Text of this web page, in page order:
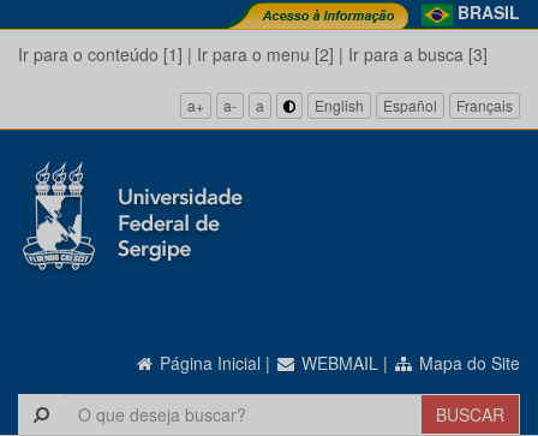
BRASIL
Ir para o conteúdo [1] | Ir para o menu [2] | Ir para a busca [3]
a+ a- a English Español Français
Página Inicial | WEBMAIL | Mapa do Site